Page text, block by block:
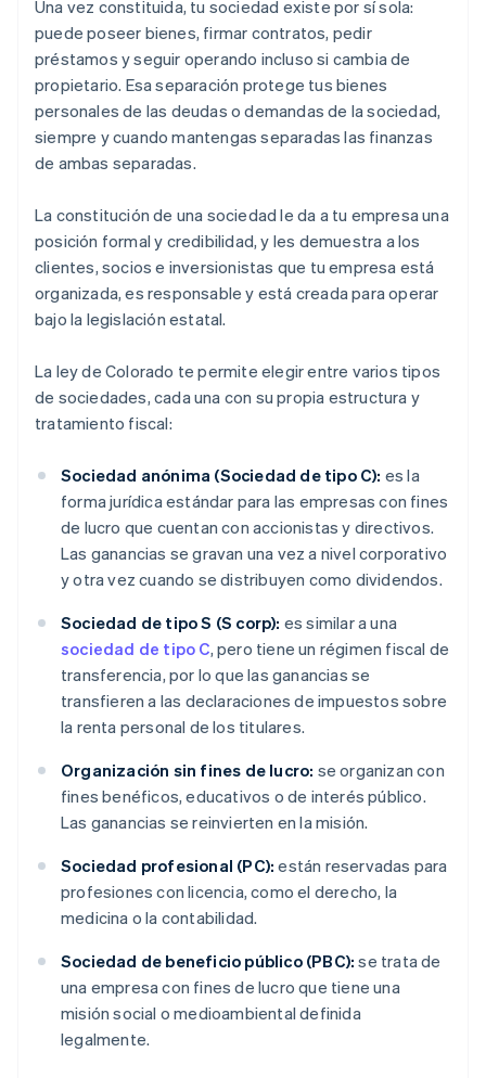
Una vez constituida, tu sociedad existe por sí sola:
puede poseer bienes, firmar contratos, pedir
préstamos y seguir operando incluso si cambia de
propietario. Esa separación protege tus bienes
personales de las deudas o demandas de la sociedad,
siempre y cuando mantengas separadas las finanzas
de ambas separadas.
La constitución de una sociedad le da a tu empresa una
posición formal y credibilidad, y les demuestra a los
clientes, socios e inversionistas que tu empresa está
organizada, es responsable y está creada para operar
bajo la legislación estatal.
La ley de Colorado te permite elegir entre varios tipos
de sociedades, cada una con su propia estructura y
tratamiento fiscal:
Sociedad anónima (Sociedad de tipo C): es la
forma jurídica estándar para las empresas con fines
de lucro que cuentan con accionistas y directivos.
Las ganancias se gravan una vez a nivel corporativo
y otra vez cuando se distribuyen como dividendos.
Sociedad de tipo S (S corp): es similar a una
sociedad de tipo C, pero tiene un régimen fiscal de
transferencia, por lo que las ganancias se
transfieren a las declaraciones de impuestos sobre
la renta personal de los titulares.
Organización sin fines de lucro: se organizan con
fines benéficos, educativos o de interés público.
Las ganancias se reinvierten en la misión.
Sociedad profesional (PC): están reservadas para
profesiones con licencia, como el derecho, la
medicina o la contabilidad.
Sociedad de beneficio público (PBC): se trata de
una empresa con fines de lucro que tiene una
misión social o medioambiental definida
legalmente.